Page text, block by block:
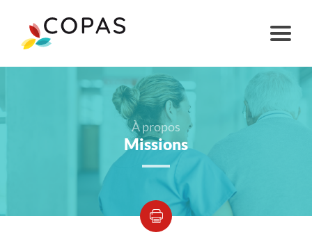
À propos
Missions